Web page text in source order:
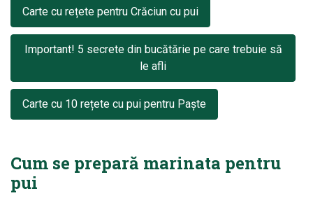
Carte cu rețete pentru Crăciun cu pui
Important! 5 secrete din bucătărie pe care trebuie să
le afli
Carte cu 10 rețete cu pui pentru Paște
Cum se prepară marinata pentru
pui